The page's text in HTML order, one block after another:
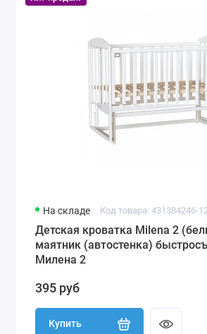
На складе Код товара: 431384246-
Детская кроватка Milena 2
маятник (автостенка)
Милена 2
395 руб
Купить